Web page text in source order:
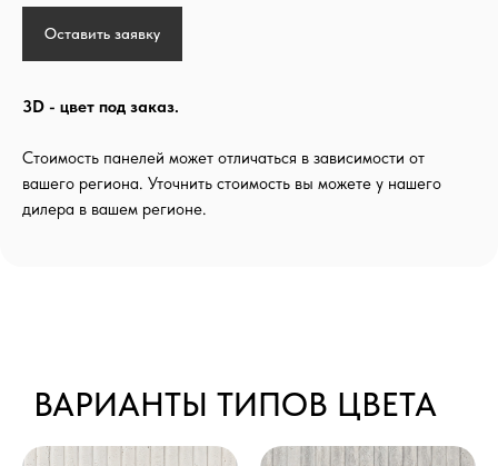
Оставить заявку
3D - цвет под заказ.
Стоимость панелей может отличаться в зависимости от
вашего региона. Уточнить стоимость вы можете у нашего
дилера в вашем регионе.
ВАРИАНТЫ ТИПОВ ЦВЕТА
современным архитектурным ритмом. Четкие
добавляют облицовке визуальную динамику,